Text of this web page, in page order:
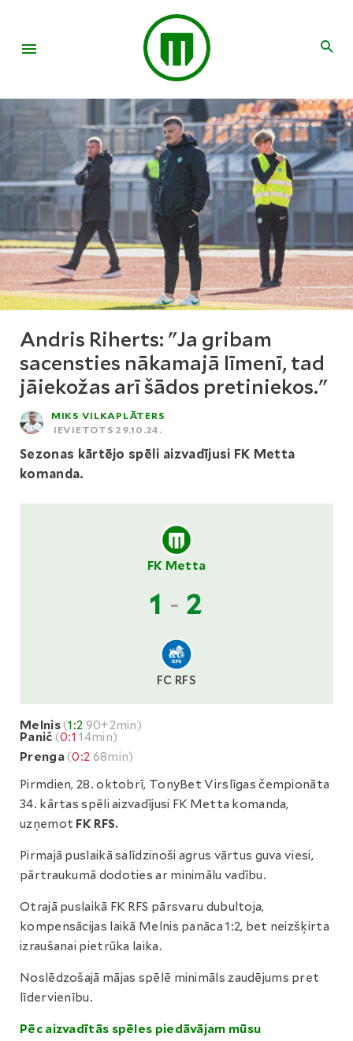
Andris Riherts: "Ja gribam
sacensties nākamajā līmenī, tad
jāiekožas arī šādos pretiniekos."
MIKS VILKAPLĀTERS
IEVIETOTS 29.10.24.
Sezonas kārtējo spēli aizvadījusi FK Metta
komanda.
FK Metta
1 - 2
FC RFS
Melnis(1:2 90+2min)
Panič (0:1 14min)
Prenga(0:2 68min)
Pirmdien, 28. oktobrī, TonyBet Virslīgas čempionāta
34. kārtas spēli aizvadījusi FK Metta komanda,
uzņemot FK RFS.
Pirmajā puslaikā salīdzinoši agrus vārtus guva viesi,
pārtraukumā dodoties ar minimālu vadību.
Otrajā puslaikā FK RFS pārsvaru dubultoja,
kompensācijas laikā Melnis panāca 1:2, bet neizšķirta
izraušanai pietrūka laika.
Noslēdzošajā mājas spēlē minimāls zaudējums pret
līdervienību.
Pēc aizvadītās spēles piedāvājam mūsu